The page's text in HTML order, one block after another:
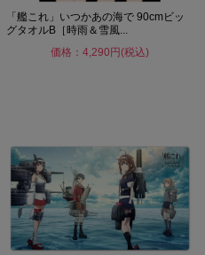
「艦これ」いつかあの海で 90cmビッ
グタオルB［時雨＆雪風...
価格：4,290円(税込)